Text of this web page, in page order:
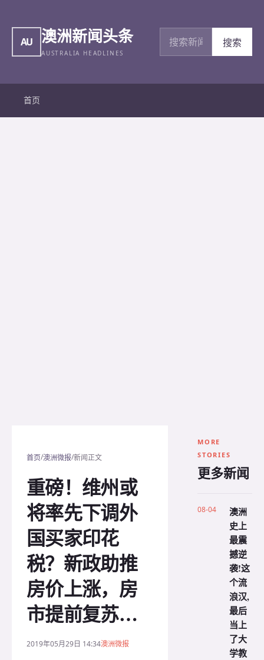
AU 澳洲新闻头条
AUSTRALIA HEADLINES
搜索新闻
搜索
首页
首页/澳洲微报/新闻正文
重磅！维州或
将率先下调外
国买家印花
税？新政助推
房价上涨，房
市提前复苏…
2019年05月29日 14:34澳洲微报
MORE
STORIES
更多新闻
08-04
澳洲
史上
最震
撼逆
袭!这
个流
浪汉,
最后
当上
了大
学教